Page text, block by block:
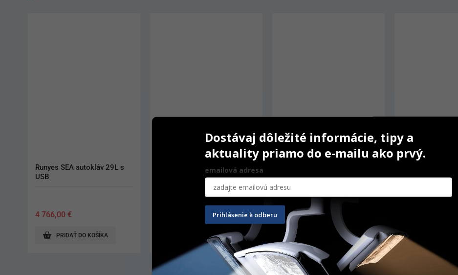
Runyes SEA autokláv 29L s
USB
4 766,00 €
PRIDAŤ DO KOŠÍKA
130,60€
ZOBRAZIŤ PRODUKT
násadcom
860,00€
PRIDAŤ DO KOŠÍKA
S07)
Dostávaj dôležité informácie, tipy a
aktuality priamo do e-mailu ako prvý.
emailová adresa
Prihlásenie k odberu